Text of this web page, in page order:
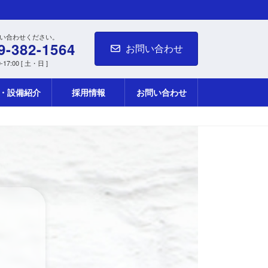
合わせください。
382-1564
17:00 [ 土・日 ]
お問い合わせ
設備紹介 採用情報 お問い合わせ